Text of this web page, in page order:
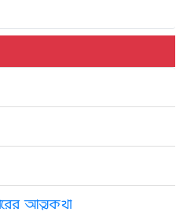
আত্মকথা